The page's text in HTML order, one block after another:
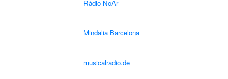
Rádio NoAr
Mindalia Barcelona
musicalradio.de